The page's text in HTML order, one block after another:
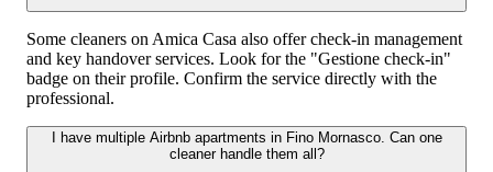
Some cleaners on Amica Casa also offer check-in management
and key handover services. Look for the "Gestione check-in"
badge on their profile. Confirm the service directly with the
professional.
I have multiple Airbnb apartments in Fino Mornasco. Can one
cleaner handle them all?